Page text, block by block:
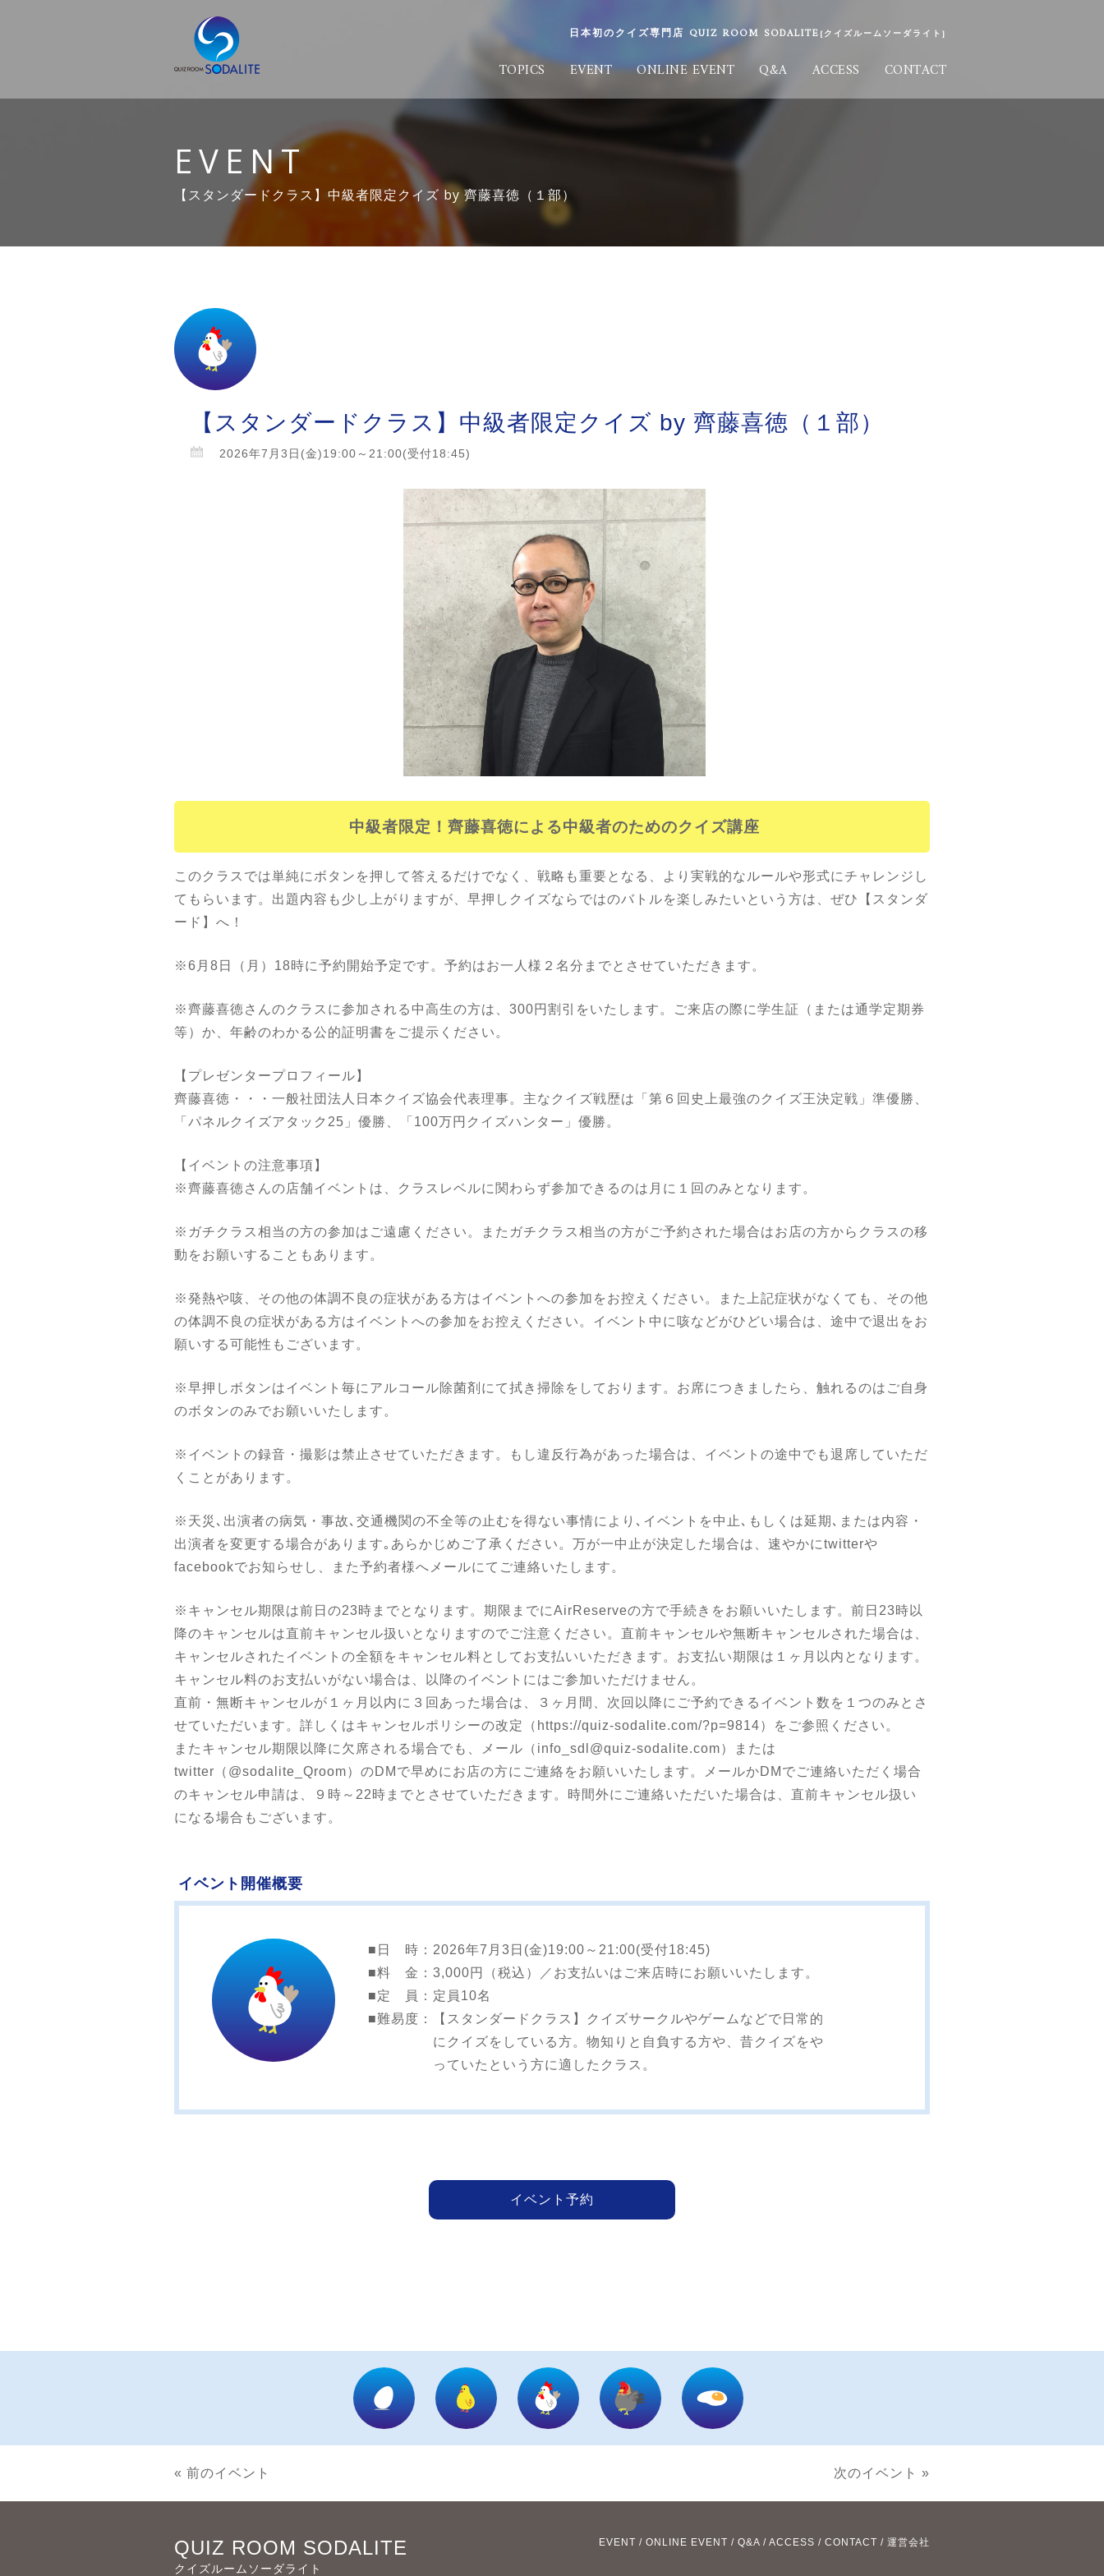
日本初のクイズ専門店 QUIZ ROOM SODALITE[クイズルームソーダライト]
TOPICS EVENT ONLINE EVENT Q&A ACCESS CONTACT
EVENT
【スタンダードクラス】中級者限定クイズ by 齊藤喜徳（１部）
【スタンダードクラス】中級者限定クイズ by 齊藤喜徳（１部）
2026年7月3日(金)19:00～21:00(受付18:45)
中級者限定！齊藤喜徳による中級者のためのクイズ講座
このクラスでは単純にボタンを押して答えるだけでなく、戦略も重要となる、より実戦的なルールや形式にチャレンジし
てもらいます。出題内容も少し上がりますが、早押しクイズならではのバトルを楽しみたいという方は、ぜひ【スタンダ
ード】へ！
※6月8日（月）18時に予約開始予定です。予約はお一人様２名分までとさせていただきます。
※齊藤喜徳さんのクラスに参加される中高生の方は、300円割引をいたします。ご来店の際に学生証（または通学定期券
等）か、年齢のわかる公的証明書をご提示ください。
【プレゼンタープロフィール】
齊藤喜徳・・・一般社団法人日本クイズ協会代表理事。主なクイズ戦歴は「第６回史上最強のクイズ王決定戦」準優勝、
「パネルクイズアタック25」優勝、「100万円クイズハンター」優勝。
【イベントの注意事項】
※齊藤喜徳さんの店舗イベントは、クラスレベルに関わらず参加できるのは月に１回のみとなります。
※ガチクラス相当の方の参加はご遠慮ください。またガチクラス相当の方がご予約された場合はお店の方からクラスの移
動をお願いすることもあります。
※発熱や咳、その他の体調不良の症状がある方はイベントへの参加をお控えください。また上記症状がなくても、その他
の体調不良の症状がある方はイベントへの参加をお控えください。イベント中に咳などがひどい場合は、途中で退出をお
願いする可能性もございます。
※早押しボタンはイベント毎にアルコール除菌剤にて拭き掃除をしております。お席につきましたら、触れるのはご自身
のボタンのみでお願いいたします。
※イベントの録音・撮影は禁止させていただきます。もし違反行為があった場合は、イベントの途中でも退席していただ
くことがあります。
※天災､出演者の病気・事故､交通機関の不全等の止むを得ない事情により､イベントを中止､もしくは延期､または内容・
出演者を変更する場合があります｡あらかじめご了承ください。万が一中止が決定した場合は、速やかにtwitterや
facebookでお知らせし、また予約者様へメールにてご連絡いたします。
※キャンセル期限は前日の23時までとなります。期限までにAirReserveの方で手続きをお願いいたします。前日23時以
降のキャンセルは直前キャンセル扱いとなりますのでご注意ください。直前キャンセルや無断キャンセルされた場合は、
キャンセルされたイベントの全額をキャンセル料としてお支払いいただきます。お支払い期限は１ヶ月以内となります。
キャンセル料のお支払いがない場合は、以降のイベントにはご参加いただけません。
直前・無断キャンセルが１ヶ月以内に３回あった場合は、３ヶ月間、次回以降にご予約できるイベント数を１つのみとさ
せていただいます。詳しくはキャンセルポリシーの改定（ https://quiz-sodalite.com/?p=9814）をご参照ください。
またキャンセル期限以降に欠席される場合でも、メール（info_sdl@quiz-sodalite.com）または
twitter（@sodalite_Qroom）のDMで早めにお店の方にご連絡をお願いいたします。メールかDMでご連絡いただく場合
のキャンセル申請は、９時～22時までとさせていただきます。時間外にご連絡いただいた場合は、直前キャンセル扱い
になる場合もございます。
イベント開催概要
■日 時： 2026年7月3日(金)19:00～21:00(受付18:45)
■料 金： 3,000円（税込）／お支払いはご来店時にお願いいたします。
■定 員： 定員10名
■難易度：
【スタンダードクラス】クイズサークルやゲームなどで日常的
にクイズをしている方。物知りと自負する方や、昔クイズをや
っていたという方に適したクラス。
イベント予約
« 前のイベント 次のイベント »
EVENT / ONLINE EVENT / Q&A / ACCESS / CONTACT / 運営会社
QUIZ ROOM SODALITE
クイズルームソーダライト